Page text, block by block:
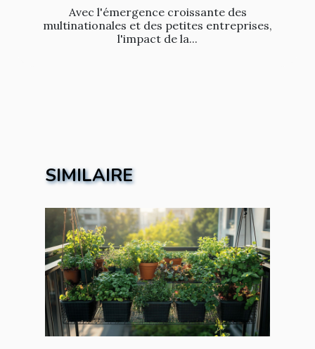
Avec l'émergence croissante des
multinationales et des petites entreprises,
l'impact de la...
SIMILAIRE